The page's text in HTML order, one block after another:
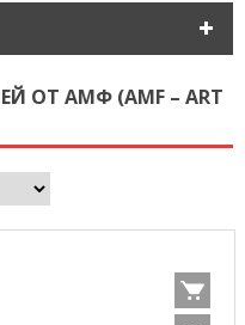
ОТ АМФ (AMF – ART